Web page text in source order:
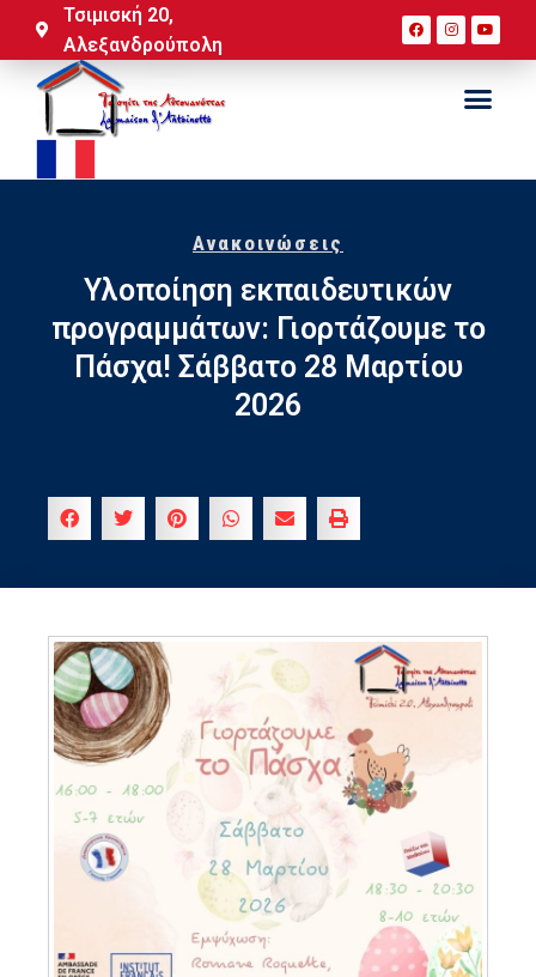
Τσιμισκή 20,
Αλεξανδρούπολη
Ανακοινώσεις
Υλοποίηση εκπαιδευτικών
προγραμμάτων: Γιορτάζουμε το
Πάσχα! Σάββατο 28 Μαρτίου
2026